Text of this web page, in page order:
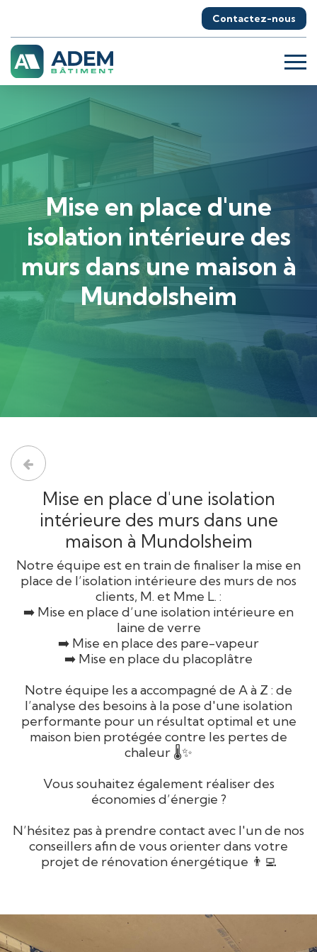
Contactez-nous
Mise en place d'une
isolation intérieure des
murs dans une maison à
Mundolsheim
Mise en place d'une isolation
intérieure des murs dans une
maison à Mundolsheim
Notre équipe est en train de finaliser la mise en
place de l’isolation intérieure des murs de nos
clients, M. et Mme L. :
➡️ Mise en place d’une isolation intérieure en
laine de verre
➡️ Mise en place des pare-vapeur
➡️ Mise en place du placoplâtre
Notre équipe les a accompagné de A à Z : de
l’analyse des besoins à la pose d'une isolation
performante pour un résultat optimal et une
maison bien protégée contre les pertes de
chaleur 🌡️✨
Vous souhaitez également réaliser des
économies d’énergie ?
N’hésitez pas à prendre contact avec l'un de nos
conseillers afin de vous orienter dans votre
projet de rénovation énergétique 👨‍💻